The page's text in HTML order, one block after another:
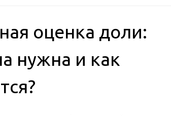
оценка доли:
нужна и как